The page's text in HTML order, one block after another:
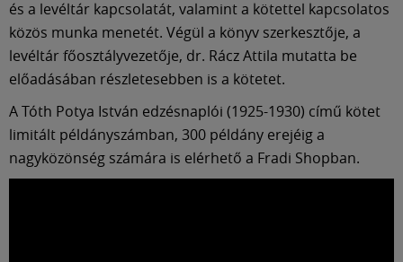
és a levéltár kapcsolatát, valamint a kötettel kapcsolatos
közös munka menetét. Végül a könyv szerkesztője, a
levéltár főosztályvezetője, dr. Rácz Attila mutatta be
előadásában részletesebben is a kötetet.
A Tóth Potya István edzésnaplói (1925-1930) című kötet
limitált példányszámban, 300 példány erejéig a
nagyközönség számára is elérhető a Fradi Shopban.